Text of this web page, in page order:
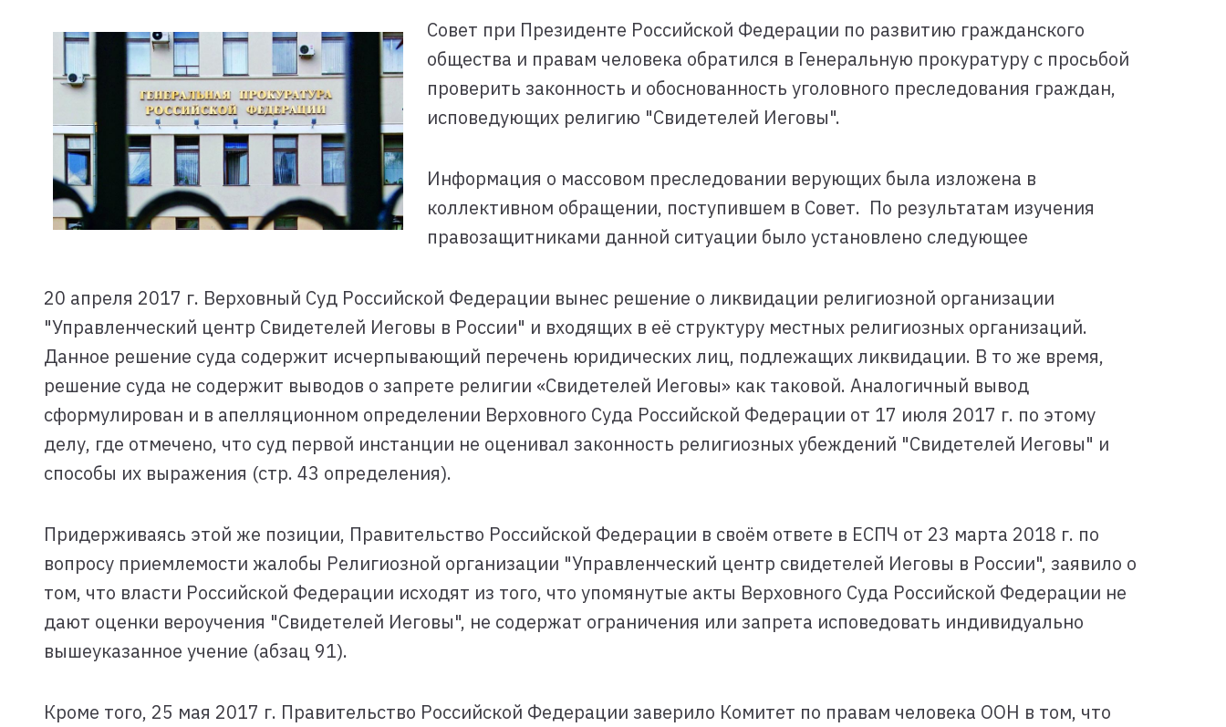
Совет при Президенте Российской Федерации по развитию гражданского
общества и правам человека обратился в Генеральную прокуратуру с просьбой
проверить законность и обоснованность уголовного преследования граждан,
исповедующих религию "Свидетелей Иеговы".
Информация о массовом преследовании верующих была изложена в
коллективном обращении, поступившем в Совет. По результатам изучения
правозащитниками данной ситуации было установлено следующее
20 апреля 2017 г. Верховный Суд Российской Федерации вынес решение о ликвидации религиозной организации
"Управленческий центр Свидетелей Иеговы в России" и входящих в её структуру местных религиозных организаций.
Данное решение суда содержит исчерпывающий перечень юридических лиц, подлежащих ликвидации. В то же время,
решение суда не содержит выводов о запрете религии «Свидетелей Иеговы» как таковой. Аналогичный вывод
сформулирован и в апелляционном определении Верховного Суда Российской Федерации от 17 июля 2017 г. по этому
делу, где отмечено, что суд первой инстанции не оценивал законность религиозных убеждений "Свидетелей Иеговы" и
способы их выражения (стр. 43 определения).
Придерживаясь этой же позиции, Правительство Российской Федерации в своём ответе в ЕСПЧ от 23 марта 2018 г. по
вопросу приемлемости жалобы Религиозной организации "Управленческий центр свидетелей Иеговы в России", заявило о
том, что власти Российской Федерации исходят из того, что упомянутые акты Верховного Суда Российской Федерации не
дают оценки вероучения "Свидетелей Иеговы", не содержат ограничения или запрета исповедовать индивидуально
вышеуказанное учение (абзац 91).
Кроме того, 25 мая 2017 г. Правительство Российской Федерации заверило Комитет по правам человека ООН в том, что